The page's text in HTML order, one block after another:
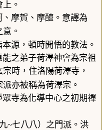
。
摩賀、摩醯。意譯為
。
源，頓時開悟的教法。
之弟子荷澤神會為宗祖
時，住洛陽荷澤寺，
派亦被稱為荷澤宗 。
寺為化導中心之初期禪
~七八八）之門派。洪